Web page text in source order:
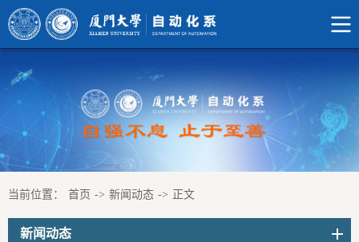
当前位置： 首页 -> 新闻动态 -> 正文
新闻动态